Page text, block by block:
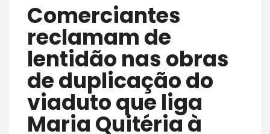
Comerciantes
reclamam de
lentidão nas obras
de duplicação do
viaduto que liga
Maria Quitéria à